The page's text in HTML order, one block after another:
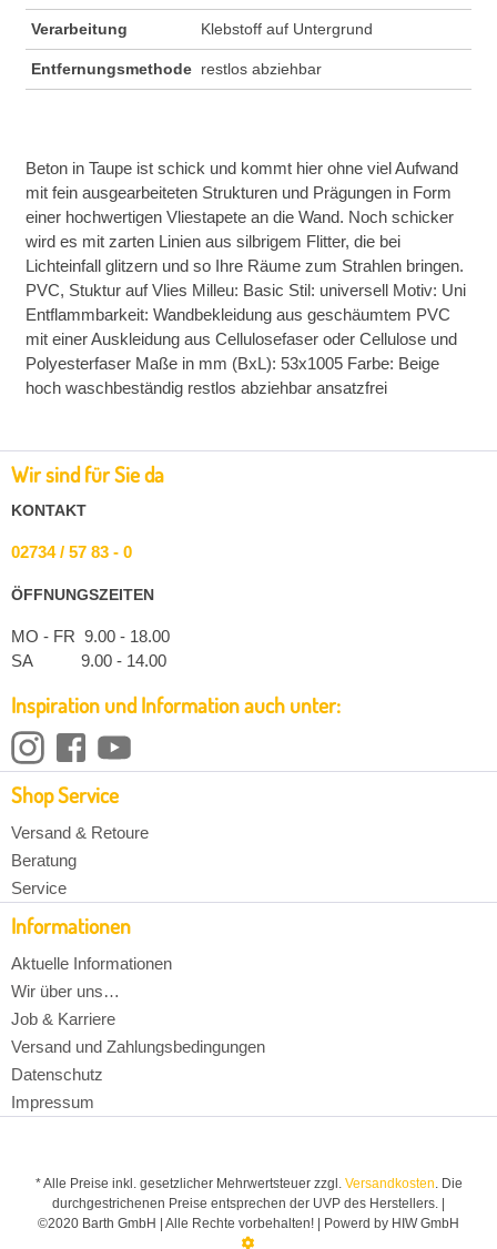
Verarbeitung Klebstoff auf Untergrund
Entfernungsmethode restlos abziehbar
Beton in Taupe ist schick und kommt hier ohne viel Aufwand
mit fein ausgearbeiteten Strukturen und Prägungen in Form
einer hochwertigen Vliestapete an die Wand. Noch schicker
wird es mit zarten Linien aus silbrigem Flitter, die bei
Lichteinfall glitzern und so Ihre Räume zum Strahlen bringen.
PVC, Stuktur auf Vlies Milleu: Basic Stil: universell Motiv: Uni
Entflammbarkeit: Wandbekleidung aus geschäumtem PVC
mit einer Auskleidung aus Cellulosefaser oder Cellulose und
Polyesterfaser Maße in mm (BxL): 53x1005 Farbe: Beige
hoch waschbeständig restlos abziehbar ansatzfrei
Wir sind für Sie da
KONTAKT
02734 / 57 83 - 0
ÖFFNUNGSZEITEN
MO - FR 9.00 - 18.00
SA 9.00 - 14.00
Inspiration und Information auch unter:
Shop Service
Versand & Retoure
Beratung
Service
Informationen
Aktuelle Informationen
Wir über uns…
Job & Karriere
Versand und Zahlungsbedingungen
Datenschutz
Impressum
* Alle Preise inkl. gesetzlicher Mehrwertsteuer zzgl. Versandkosten. Die
durchgestrichenen Preise entsprechen der UVP des Herstellers. |
©2020 Barth GmbH | Alle Rechte vorbehalten! | Powerd by HIW GmbH